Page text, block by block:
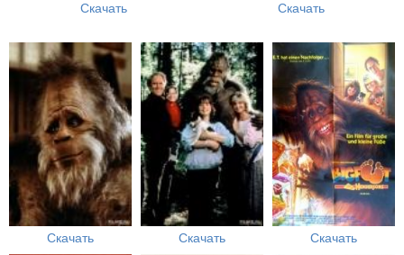
Скачать Скачать
Скачать Скачать Скачать